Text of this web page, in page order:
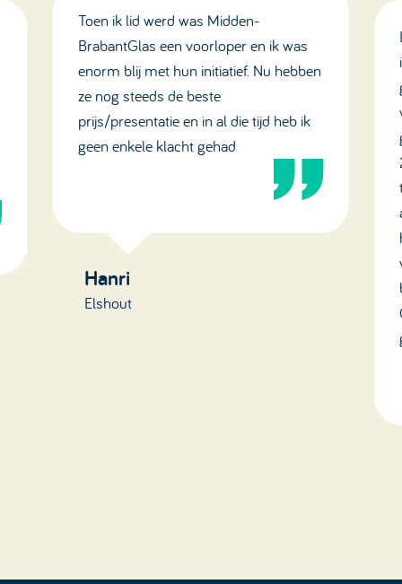
Toen ik lid werd was Midden-
BrabantGlas een voorloper en ik was
enorm blij met hun initiatief. Nu hebben
ze nog steeds de beste
prijs/presentatie en in al die tijd heb ik
geen enkele klacht gehad
Hanri
Elshout